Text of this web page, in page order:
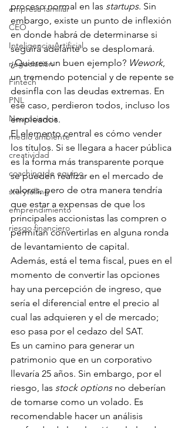
empresa familiar
CEO
Inteligencia Artificial
negociación
Fintech
PNL
Neurociencia
medio ambiente
creatividad
coaching de equipo
storytelling
emprendimiento
riesgo financiero
proceso normal en las startups. Sin
embargo, existe un punto de inflexión
en donde habrá de determinarse si
seguirá adelante o se desplomará.
¿Quieres un buen ejemplo? Wework,
un tremendo potencial y de repente se
desinfla con las deudas extremas. En
ese caso, perdieron todos, incluso los
empleados.
El elemento central es cómo vender
los títulos. Si se llegara a hacer pública
es la forma más transparente porque
se pueden realizar en el mercado de
valores, pero de otra manera tendría
que estar a expensas de que los
principales accionistas las compren o
permitan convertirlas en alguna ronda
de levantamiento de capital.
Además, está el tema fiscal, pues en el
momento de convertir las opciones
hay una percepción de ingreso, que
sería el diferencial entre el precio al
cual las adquieren y el de mercado;
eso pasa por el cedazo del SAT.
Es un camino para generar un
patrimonio que en un corporativo
llevaría 25 años. Sin embargo, por el
riesgo, las stock options no deberían
de tomarse como un volado. Es
recomendable hacer un análisis